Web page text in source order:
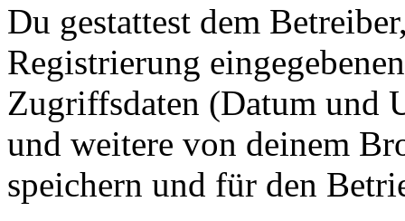
Du gestattest dem
Registrierung
Zugriffsdaten (Datum und
und weitere von deinem
speichern und für den